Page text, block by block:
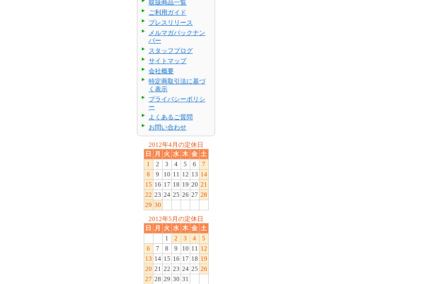
取扱商品一覧
ご利用ガイド
プレスリリース
メルマガバックナン
バー
スタッフブログ
サイトマップ
会社概要
特定商取引法に基づ
く表示
プライバシーポリシ
ー
よくあるご質問
お問い合わせ
2012年4月の定休日
日
月 火 水 木 金 土
1
2 3 4 5 6
7
8
9 10 11 12 13 14
15 16 17 18 19 20 21
22 23 24 25 26 27 28
29 30
2012年5月の定休日
日
月 火 水 木 金 土
1
2 3 4
5
6
7 8 9 10 11 12
13 14 15 16 17 18 19
20 21 22 23 24 25 26
27 28 29 30 31